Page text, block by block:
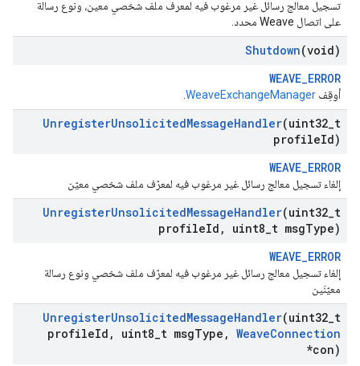
تسجيل معالج رسائل غير مرغوب فيه لمعرف ملف شخصي معين، ونوع رسالة
على اتصال Weave محدد.
Shutdown(void)
WEAVE_ERROR
أوقِف WeaveExchangeManager
UnregisterUnsolicitedMessageHandler(uint32 t
profileId)
WEAVE_ERROR
إلغاء تسجيل معالج رسائل غير مرغوب فيه لمعرّف ملف شخصي معيّن
UnregisterUnsolicitedMessageHandler(uint32 t
profileId , uint8 t msgType)
WEAVE_ERROR
إلغاء تسجيل معالج رسائل غير مرغوب فيه لمعرّف ملف شخصي ونوع رسالة
معيّنَين
UnregisterUnsolicitedMessageHandler(uint32 t
profileId , uint8 t msgType , WeaveConnection
*con)